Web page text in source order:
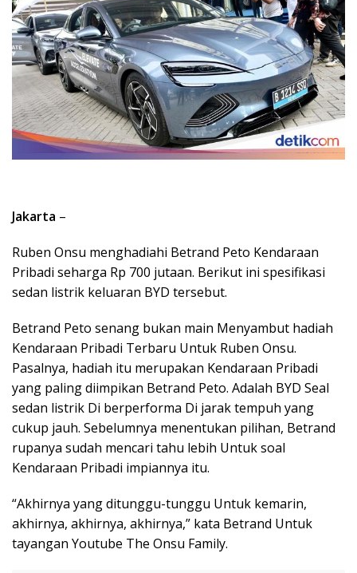
Jakarta –
Ruben Onsu menghadiahi Betrand Peto Kendaraan
Pribadi seharga Rp 700 jutaan. Berikut ini spesifikasi
sedan listrik keluaran BYD tersebut.
Betrand Peto senang bukan main Menyambut hadiah
Kendaraan Pribadi Terbaru Untuk Ruben Onsu.
Pasalnya, hadiah itu merupakan Kendaraan Pribadi
yang paling diimpikan Betrand Peto. Adalah BYD Seal
sedan listrik Di berperforma Di jarak tempuh yang
cukup jauh. Sebelumnya menentukan pilihan, Betrand
rupanya sudah mencari tahu lebih Untuk soal
Kendaraan Pribadi impiannya itu.
“Akhirnya yang ditunggu-tunggu Untuk kemarin,
akhirnya, akhirnya, akhirnya,” kata Betrand Untuk
tayangan Youtube The Onsu Family.